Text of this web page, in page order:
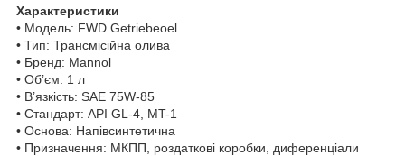
Характеристики
• Модель: FWD Getriebeoel
• Тип: Трансмісійна олива
• Бренд: Mannol
• Об’єм: 1 л
• В’язкість: SAE 75W-85
• Стандарт: API GL-4, MT-1
• Основа: Напівсинтетична
• Призначення: МКПП, роздаткові коробки, диференціали